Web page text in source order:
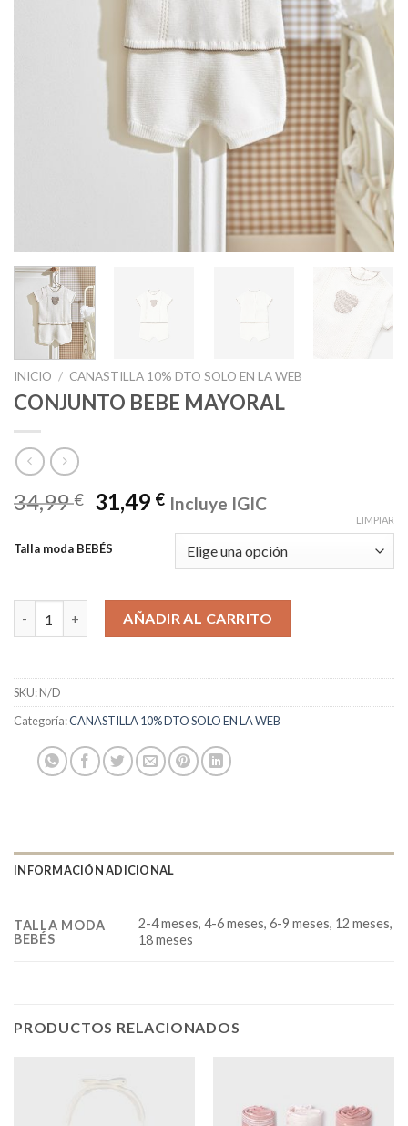
INICIO / CANASTILLA 10% DTO SOLO EN LA WEB
CONJUNTO BEBE MAYORAL
34,99€ 31,49 € Incluye IGIC
Talla moda BEBÉS
LIMPIAR
CONJUNTO BEBE MAYORAL cantidad
AÑADIR AL CARRITO
SKU:N/D
Categoría:CANASTILLA 10% DTO SOLO EN LA WEB
INFORMACIÓN ADICIONAL
TALLA MODA
BEBÉS
2-4 meses, 4-6 meses, 6-9 meses, 12 meses,
18 meses
PRODUCTOS RELACIONADOS